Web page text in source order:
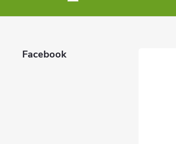
Facebook